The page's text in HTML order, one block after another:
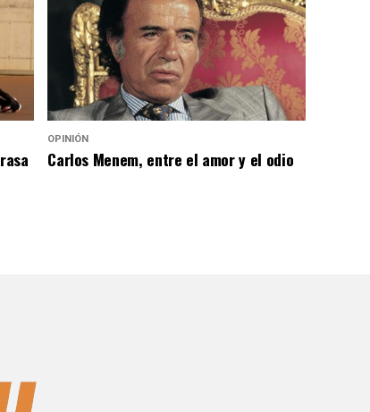
OPINIÓN
Carlos Menem, entre el amor y el odio